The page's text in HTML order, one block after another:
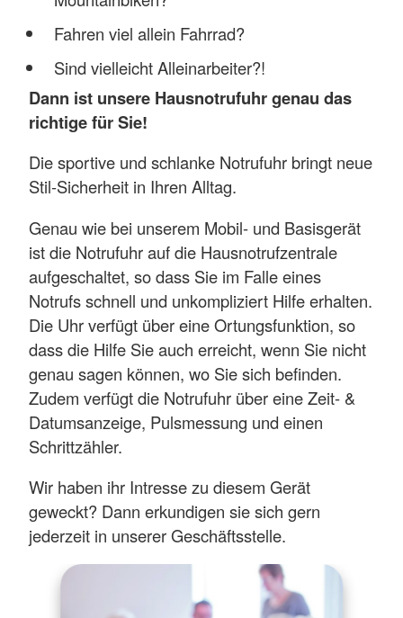
Fahren viel allein Fahrrad?
Sind vielleicht Alleinarbeiter?!
Dann ist unsere Hausnotrufuhr genau das
richtige für Sie!
Die sportive und schlanke Notrufuhr bringt neue
Stil-Sicherheit in Ihren Alltag.
Genau wie bei unserem Mobil- und Basisgerät
ist die Notrufuhr auf die Hausnotrufzentrale
aufgeschaltet, so dass Sie im Falle eines
Notrufs schnell und unkompliziert Hilfe erhalten.
Die Uhr verfügt über eine Ortungsfunktion, so
dass die Hilfe Sie auch erreicht, wenn Sie nicht
genau sagen können, wo Sie sich befinden.
Zudem verfügt die Notrufuhr über eine Zeit- &
Datumsanzeige, Pulsmessung und einen
Schrittzähler.
Wir haben ihr Intresse zu diesem Gerät
geweckt? Dann erkundigen sie sich gern
jederzeit in unserer Geschäftsstelle.